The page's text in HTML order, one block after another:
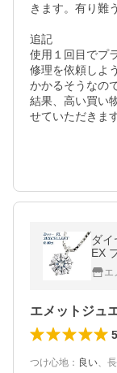
きます。有り難
追記
使用１回目でプ
修理を依頼しよ
かかるそうなの
結果、高い買い
せていただきます
ダ
EX
モン
エ
5
つけ心地 ： 良い、